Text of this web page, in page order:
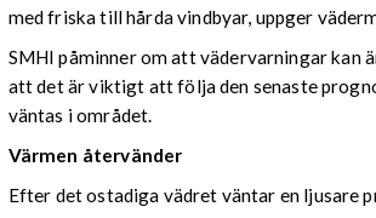
med friska till hårda vindbyar, uppger
SMHI påminner om att vädervarningar kan
att det är viktigt att följa den senaste
väntas i området.
Värmen återvänder
Efter det ostadiga vädret väntar en ljusare